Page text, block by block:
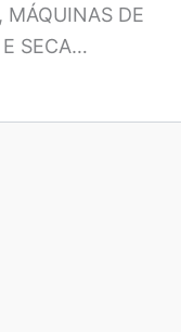
MÁQUINAS DE
E SECA…